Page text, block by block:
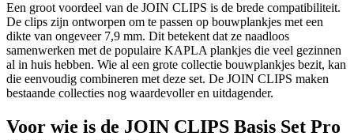
Een groot voordeel van de JOIN CLIPS is de brede compatibiliteit.
De clips zijn ontworpen om te passen op bouwplankjes met een
dikte van ongeveer 7,9 mm. Dit betekent dat ze naadloos
samenwerken met de populaire KAPLA plankjes die veel gezinnen
al in huis hebben. Wie al een grote collectie bouwplankjes bezit, kan
die eenvoudig combineren met deze set. De JOIN CLIPS maken
bestaande collecties nog waardevoller en uitdagender.
Voor wie is de JOIN CLIPS Basis Set Pro